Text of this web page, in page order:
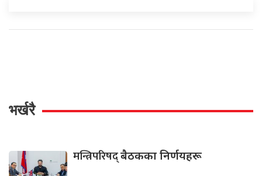
भर्खरै
मन्त्रिपरिषद्बैठकका निर्णयहरू